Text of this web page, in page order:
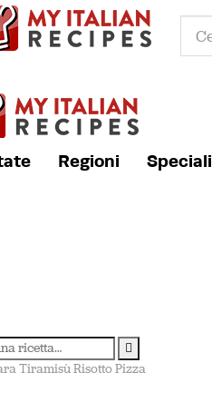
Regioni Speciali
TiramisùRisottoPizza